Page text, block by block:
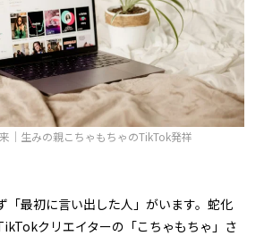
｜生みの親こちゃもちゃのTikTok発祥
「最初に言い出した人」がいます。蛇化
クリエイターの「こちゃもちゃ」さ